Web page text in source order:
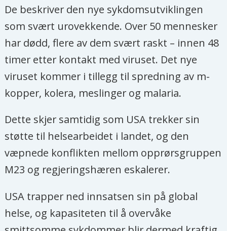
De beskriver den nye sykdomsutviklingen
som svært urovekkende. Over 50 mennesker
har dødd, flere av dem svært raskt – innen 48
timer etter kontakt med viruset. Det nye
viruset kommer i tillegg til spredning av m-
kopper, kolera, meslinger og malaria.
Dette skjer samtidig som USA trekker sin
støtte til helsearbeidet i landet, og den
væpnede konflikten mellom opprørsgruppen
M23 og regjeringshæren eskalerer.
USA trapper ned innsatsen sin på global
helse, og kapasiteten til å overvåke